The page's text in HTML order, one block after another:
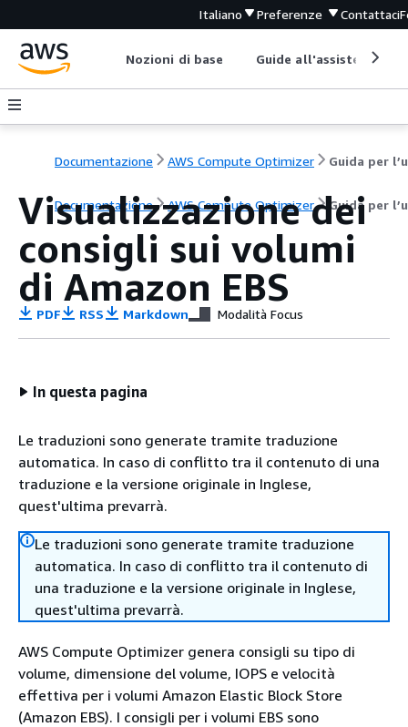
Italiano Preferenze Contattaci
Nozioni di base Guide all'assistenza
Documentazione AWS Compute Optimizer
Documentazione AWS Compute Optimizer Guida per
Visualizzazione dei
consigli sui volumi
di Amazon EBS
PDF RSS Markdown Modalità Focus
In questa pagina
Le traduzioni sono generate tramite traduzione
automatica. In caso di conflitto tra il contenuto di una
traduzione e la versione originale in Inglese,
quest'ultima prevarrà.
Le traduzioni sono generate tramite traduzione
automatica. In caso di conflitto tra il contenuto di
una traduzione e la versione originale in Inglese,
quest'ultima prevarrà.
AWS Compute Optimizer genera consigli su tipo di
volume, dimensione del volume, IOPS e velocità
effettiva per i volumi Amazon Elastic Block Store
(Amazon EBS). I consigli per i volumi EBS sono